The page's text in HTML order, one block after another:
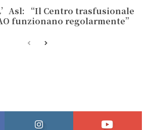
“Il Centro trasfusionale
funzionano regolarmente”